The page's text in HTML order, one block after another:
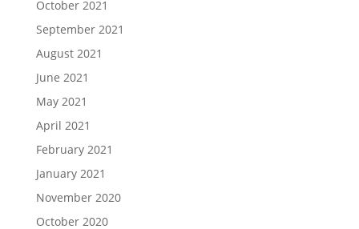
October 2021
September 2021
August 2021
June 2021
May 2021
April 2021
February 2021
January 2021
November 2020
October 2020